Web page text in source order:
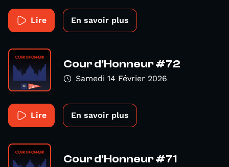
Lire En savoir plus
Cour d'Honneur #72
Samedi 14 Février 2026
Lire En savoir plus
Cour d'Honneur #71